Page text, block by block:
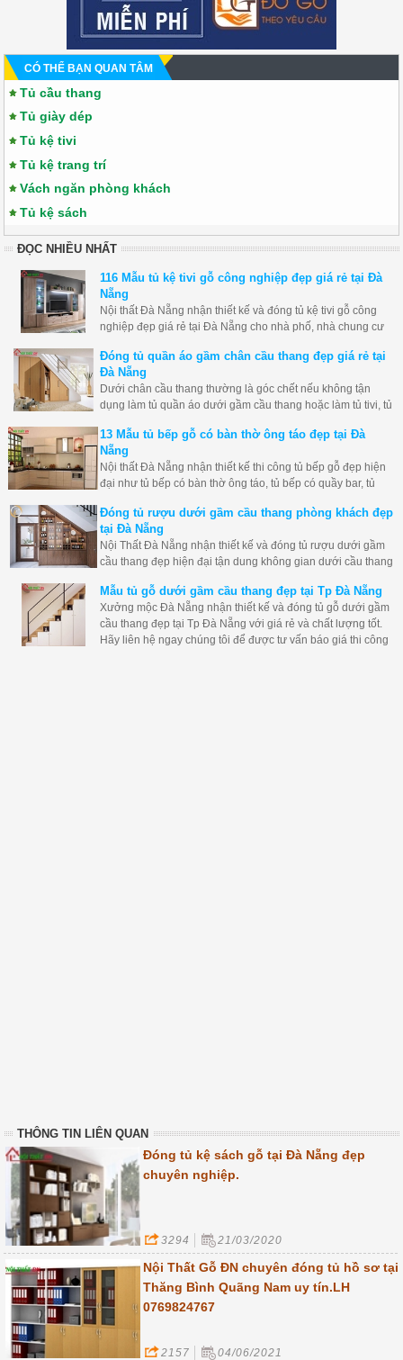
CÓ THỂ BẠN QUAN TÂM
Tủ cầu thang
Tủ giày dép
Tủ kệ tivi
Tủ kệ trang trí
Vách ngăn phòng khách
Tủ kệ sách
ĐỌC NHIỀU NHẤT
116 Mẫu tủ kệ tivi gỗ công nghiệp đẹp giá rẻ tại Đà
Nẵng
Nội thất Đà Nẵng nhận thiết kế và đóng tủ kệ tivi gỗ công
nghiệp đẹp giá rẻ tại Đà Nẵng cho nhà phố, nhà chung cư
hợp 116 mẫu tủ kệ tivi gỗ công nghiệp đẹp và hiện đại nhất.
Đóng tủ quần áo gầm chân cầu thang đẹp giá rẻ tại
Đà Nẵng
Dưới chân cầu thang thường là góc chết nếu không tận
dụng làm tủ quần áo dưới gầm cầu thang hoặc làm tủ tivi, tủ
mình, Nội thất Đà Nẵng nhận thiết kế và đóng tủ dưới chân
cầu thang đẹp giá rẻ hãy liên hệ ngay nhé.
13 Mẫu tủ bếp gỗ có bàn thờ ông táo đẹp tại Đà
Nẵng
Nội thất Đà Nẵng nhận thiết kế thi công tủ bếp gỗ đẹp hiện
đại như tủ bếp có bàn thờ ông táo, tủ bếp có quầy bar, tủ
nhất.
Đóng tủ rượu dưới gầm cầu thang phòng khách đẹp
tại Đà Nẵng
Nội Thất Đà Nẵng nhận thiết kế và đóng tủ rượu dưới gầm
cầu thang đẹp hiện đại tận dung không gian dưới cầu thang
đóng tủ cầu thang cho bạn nhé.
Mẫu tủ gỗ dưới gầm cầu thang đẹp tại Tp Đà Nẵng
Xưởng mộc Đà Nẵng nhận thiết kế và đóng tủ gỗ dưới gầm
cầu thang đẹp tại Tp Đà Nẵng với giá rẻ và chất lượng tốt.
Hãy liên hệ ngay chúng tôi để được tư vấn báo giá thi công
THÔNG TIN LIÊN QUAN
Đóng tủ kệ sách gỗ tại Đà Nẵng đẹp
chuyên nghiệp.
3294 21/03/2020
Nội Thất Gỗ ĐN chuyên đóng tủ hồ sơ tại
Thăng Bình Quãng Nam uy tín.LH
0769824767
2157 04/06/2021